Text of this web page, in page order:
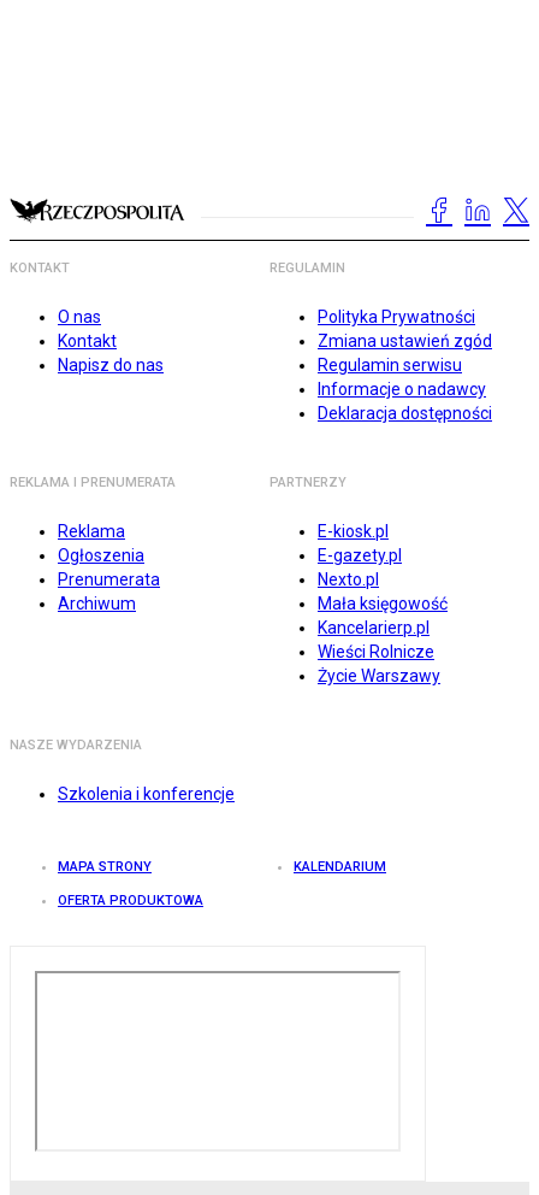
KONTAKT
O nas
Kontakt
Napisz do nas
REGULAMIN
Polityka Prywatności
Zmiana ustawień zgód
Regulamin serwisu
Informacje o nadawcy
Deklaracja dostępności
REKLAMA I PRENUMERATA
Reklama
Ogłoszenia
Prenumerata
Archiwum
PARTNERZY
E-kiosk.pl
E-gazety.pl
Nexto.pl
Mała księgowość
Kancelarierp.pl
Wieści Rolnicze
Życie Warszawy
NASZE WYDARZENIA
Szkolenia i konferencje
MAPA STRONY KALENDARIUM
OFERTA PRODUKTOWA